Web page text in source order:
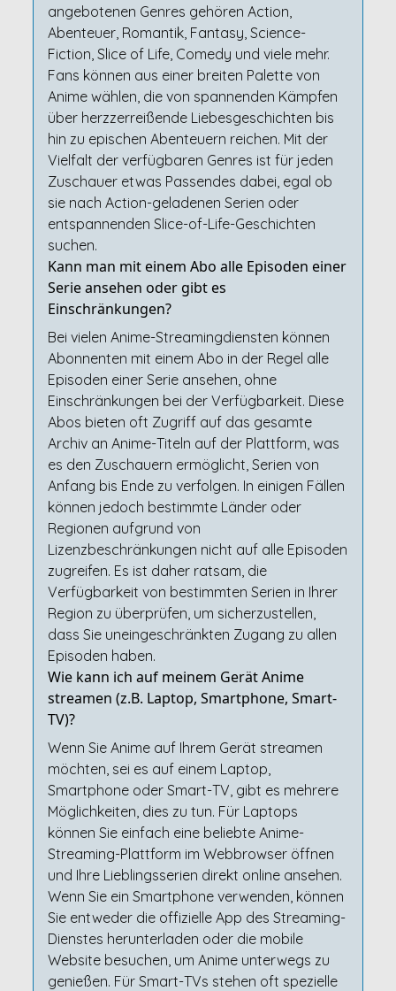
angebotenen Genres gehören Action,
Abenteuer, Romantik, Fantasy, Science-
Fiction, Slice of Life, Comedy und viele mehr.
Fans können aus einer breiten Palette von
Anime wählen, die von spannenden Kämpfen
über herzzerreißende Liebesgeschichten bis
hin zu epischen Abenteuern reichen. Mit der
Vielfalt der verfügbaren Genres ist für jeden
Zuschauer etwas Passendes dabei, egal ob
sie nach Action-geladenen Serien oder
entspannenden Slice-of-Life-Geschichten
suchen.
Kann man mit einem Abo alle Episoden einer
Serie ansehen oder gibt es
Einschränkungen?
Bei vielen Anime-Streamingdiensten können
Abonnenten mit einem Abo in der Regel alle
Episoden einer Serie ansehen, ohne
Einschränkungen bei der Verfügbarkeit. Diese
Abos bieten oft Zugriff auf das gesamte
Archiv an Anime-Titeln auf der Plattform, was
es den Zuschauern ermöglicht, Serien von
Anfang bis Ende zu verfolgen. In einigen Fällen
können jedoch bestimmte Länder oder
Regionen aufgrund von
Lizenzbeschränkungen nicht auf alle Episoden
zugreifen. Es ist daher ratsam, die
Verfügbarkeit von bestimmten Serien in Ihrer
Region zu überprüfen, um sicherzustellen,
dass Sie uneingeschränkten Zugang zu allen
Episoden haben.
Wie kann ich auf meinem Gerät Anime
streamen (z.B. Laptop, Smartphone, Smart-
TV)?
Wenn Sie Anime auf Ihrem Gerät streamen
möchten, sei es auf einem Laptop,
Smartphone oder Smart-TV, gibt es mehrere
Möglichkeiten, dies zu tun. Für Laptops
können Sie einfach eine beliebte Anime-
Streaming-Plattform im Webbrowser öffnen
und Ihre Lieblingsserien direkt online ansehen.
Wenn Sie ein Smartphone verwenden, können
Sie entweder die offizielle App des Streaming-
Dienstes herunterladen oder die mobile
Website besuchen, um Anime unterwegs zu
genießen. Für Smart-TVs stehen oft spezielle